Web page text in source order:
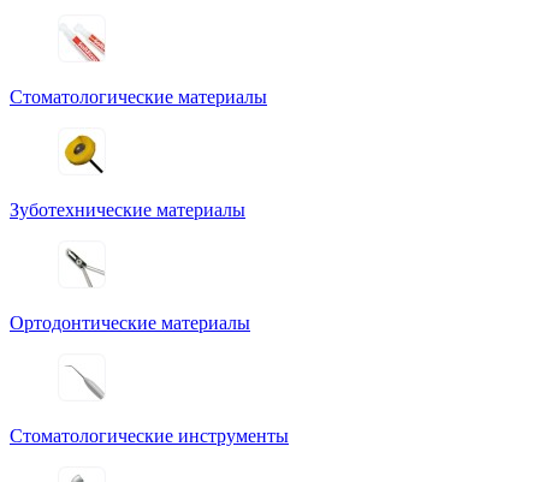
Стоматологические материалы
Зуботехнические материалы
Ортодонтические материалы
Стоматологические инструменты